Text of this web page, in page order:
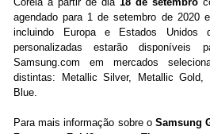
agendado para 1 de setembro de 2020
incluindo Europa e Estados Unidos
personalizadas estarão disponíveis
Samsung.com em mercados
distintas: Metallic Silver, Metallic Gold,
Blue.
Para mais informação sobre o Samsung